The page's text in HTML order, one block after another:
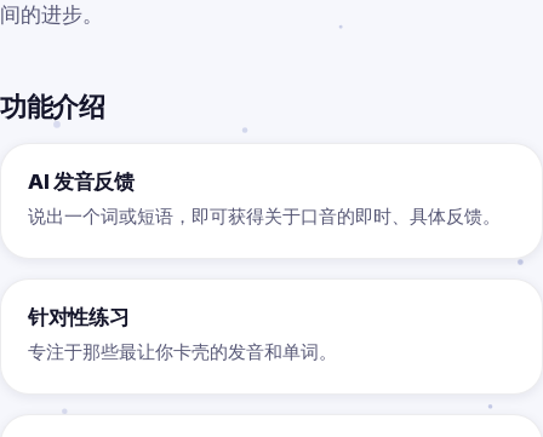
间的进步。
功能介绍
AI 发音反馈
说出一个词或短语，即可获得关于口音的即时、具体反馈。
针对性练习
专注于那些最让你卡壳的发音和单词。